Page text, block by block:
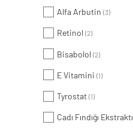
Alfa Arbutin (3)
Retinol (2)
Bisabolol (2)
E Vitamini (1)
Tyrostat (1)
Cadı Fındığı Ekstraktı